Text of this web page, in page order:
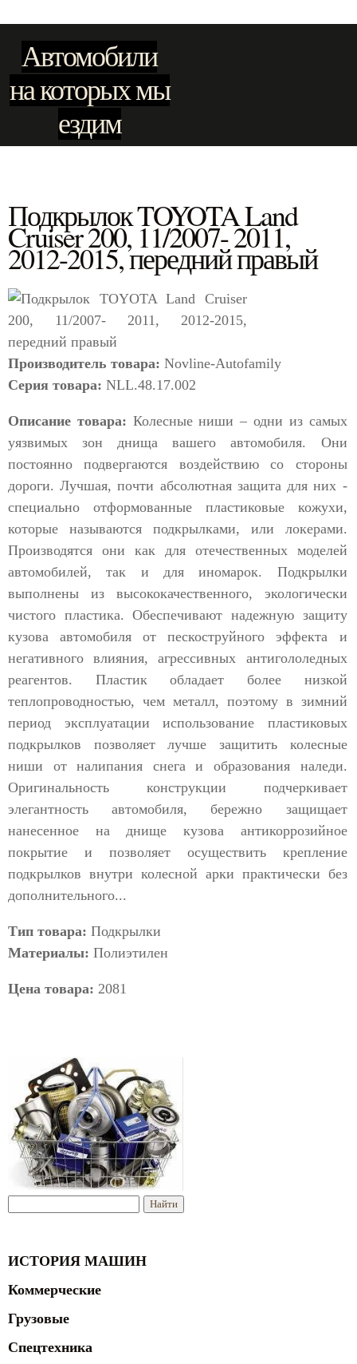
Автомобили
на которых мы
ездим
Подкрылок TOYOTA Land
Cruiser 200, 11/2007- 2011,
2012-2015, передний правый
Производитель товара: Novline-Autofamily
Серия товара: NLL.48.17.002
Описание товара: Колесные ниши – одни из самых
уязвимых зон днища вашего автомобиля. Они
постоянно подвергаются воздействию со стороны
дороги. Лучшая, почти абсолютная защита для них -
специально отформованные пластиковые кожухи,
которые называются подкрылками, или локерами.
Производятся они как для отечественных моделей
автомобилей, так и для иномарок. Подкрылки
выполнены из высококачественного, экологически
чистого пластика. Обеспечивают надежную защиту
кузова автомобиля от пескоструйного эффекта и
негативного влияния, агрессивных антигололедных
реагентов. Пластик обладает более низкой
теплопроводностью, чем металл, поэтому в зимний
период эксплуатации использование пластиковых
подкрылков позволяет лучше защитить колесные
ниши от налипания снега и образования наледи.
Оригинальность конструкции подчеркивает
элегантность автомобиля, бережно защищает
нанесенное на днище кузова антикоррозийное
покрытие и позволяет осуществить крепление
подкрылков внутри колесной арки практически без
дополнительного...
Тип товара: Подкрылки
Материалы: Полиэтилен
Цена товара: 2081
ИСТОРИЯ МАШИН
Коммерческие
Грузовые
Спецтехника